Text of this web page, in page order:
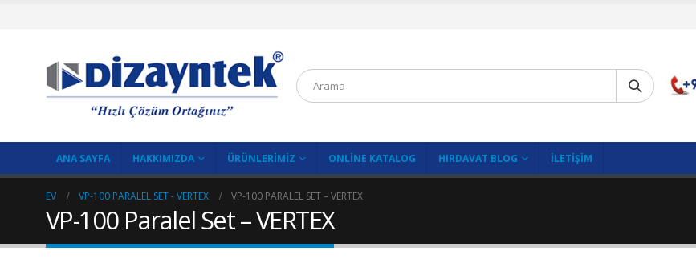
ANA SAYFA HAKKIMIZDA ÜRÜNLERIMIZ ONLINE KATALOG HIRDAVAT BLOG İLETIŞIM
EV VP-100 PARALEL SET - VERTEX VP-100 PARALEL SET – VERTEX
VP-100 Paralel Set – VERTEX